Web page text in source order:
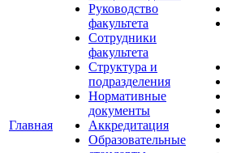
Главная
Руководство
факультета
Сотрудники
факультета
Структура и
подразделения
Нормативные
документы
Аккредитация
Образовательные